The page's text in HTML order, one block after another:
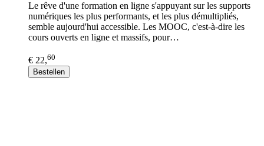
Le rêve d'une formation en ligne s'appuyant sur les supports
numériques les plus performants, et les plus démultipliés,
semble aujourd'hui accessible. Les MOOC, c'est-à-dire les
cours ouverts en ligne et massifs, pour…
€ 22,60
Bestellen